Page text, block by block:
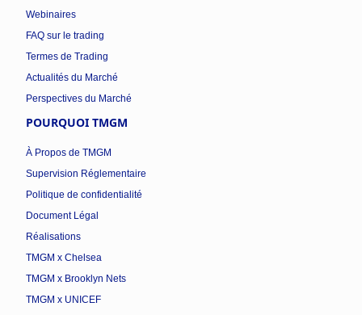
Webinaires
FAQ sur le trading
Termes de Trading
Actualités du Marché
Perspectives du Marché
POURQUOI TMGM
À Propos de TMGM
Supervision Réglementaire
Politique de confidentialité
Document Légal
Réalisations
TMGM x Chelsea
TMGM x Brooklyn Nets
TMGM x UNICEF